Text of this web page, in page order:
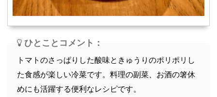
ひとことコメント：
トマトのさっぱりした酸味ときゅうりのポリポリし
た食感が楽しい冷菜です。料理の副菜、お酒の箸休
めにも活躍する便利なレシピです。